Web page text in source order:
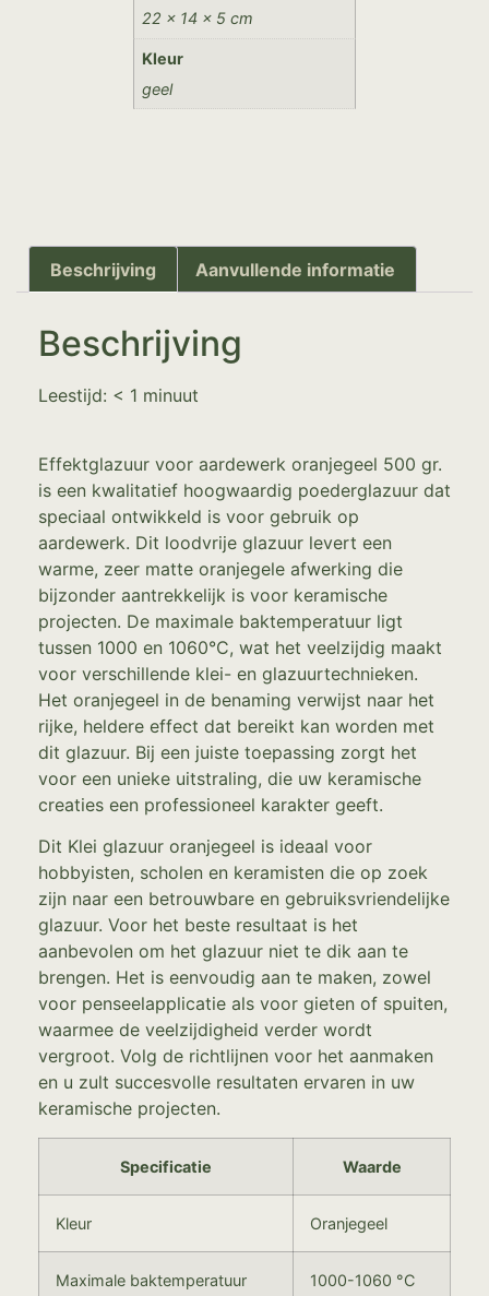
22 × 14 × 5 cm
Kleur
geel
Beschrijving Aanvullende informatie
Beschrijving
Leestijd: < 1 minuut
Effektglazuur voor aardewerk oranjegeel 500 gr.
is een kwalitatief hoogwaardig poederglazuur dat
speciaal ontwikkeld is voor gebruik op
aardewerk. Dit loodvrije glazuur levert een
warme, zeer matte oranjegele afwerking die
bijzonder aantrekkelijk is voor keramische
projecten. De maximale baktemperatuur ligt
tussen 1000 en 1060°C, wat het veelzijdig maakt
voor verschillende klei- en glazuurtechnieken.
Het oranjegeel in de benaming verwijst naar het
rijke, heldere effect dat bereikt kan worden met
dit glazuur. Bij een juiste toepassing zorgt het
voor een unieke uitstraling, die uw keramische
creaties een professioneel karakter geeft.
Dit Klei glazuur oranjegeel is ideaal voor
hobbyisten, scholen en keramisten die op zoek
zijn naar een betrouwbare en gebruiksvriendelijke
glazuur. Voor het beste resultaat is het
aanbevolen om het glazuur niet te dik aan te
brengen. Het is eenvoudig aan te maken, zowel
voor penseelapplicatie als voor gieten of spuiten,
waarmee de veelzijdigheid verder wordt
vergroot. Volg de richtlijnen voor het aanmaken
en u zult succesvolle resultaten ervaren in uw
keramische projecten.
Specificatie Waarde
Kleur Oranjegeel
Maximale baktemperatuur 1000-1060 °C